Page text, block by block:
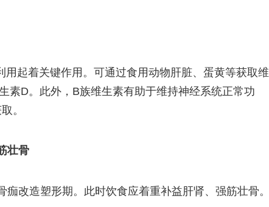
用起着关键作用。可通过食用动物肝脏、蛋黄等获取维
素D。此外，B族维生素有助于维持神经系统正常功
。
壮骨
痂改造塑形期。此时饮食应着重补益肝肾、强筋壮骨